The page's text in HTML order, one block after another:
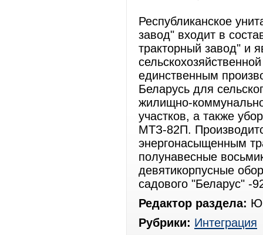
Республиканское
завод" входит в
тракторный завод" и
единственным
Беларусь для
жилищно-
участков, а также
МТЗ-82П.
энергонасыщенным
полунавесные
девятикорпусные
садового "Беларус" -
Редактор раздела:
Рубрики: Интеграция